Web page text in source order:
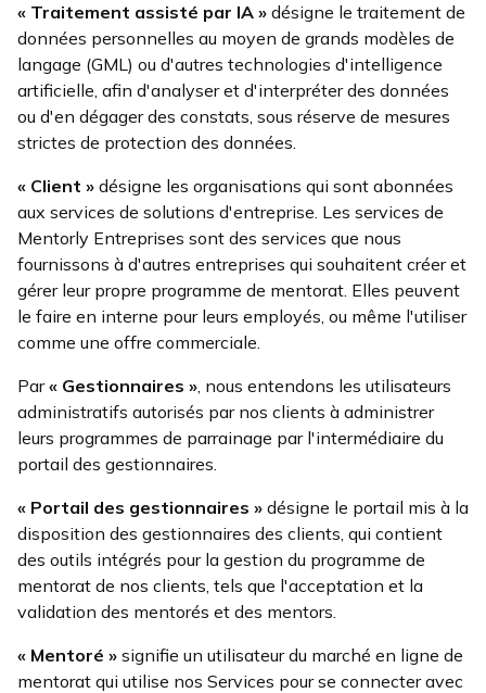
« Traitement assisté par IA » désigne le traitement de
données personnelles au moyen de grands modèles de
langage (GML) ou d'autres technologies d'intelligence
artificielle, afin d'analyser et d'interpréter des données
ou d'en dégager des constats, sous réserve de mesures
strictes de protection des données.
« Client » désigne les organisations qui sont abonnées
aux services de solutions d'entreprise. Les services de
Mentorly Entreprises sont des services que nous
fournissons à d'autres entreprises qui souhaitent créer et
gérer leur propre programme de mentorat. Elles peuvent
le faire en interne pour leurs employés, ou même l'utiliser
comme une offre commerciale.
Par« Gestionnaires », nous entendons les utilisateurs
administratifs autorisés par nos clients à administrer
leurs programmes de parrainage par l'intermédiaire du
portail des gestionnaires.
« Portail des gestionnaires » désigne le portail mis à la
disposition des gestionnaires des clients, qui contient
des outils intégrés pour la gestion du programme de
mentorat de nos clients, tels que l'acceptation et la
validation des mentorés et des mentors.
« Mentoré » signifie un utilisateur du marché en ligne de
mentorat qui utilise nos Services pour se connecter avec